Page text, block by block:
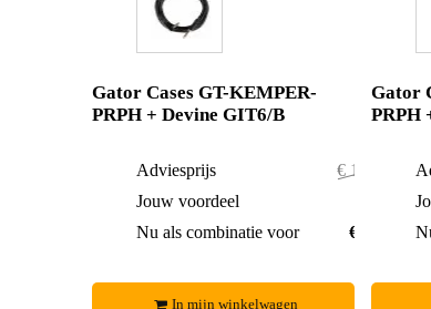
Gator Cases GT-KEMPER-
PRPH + Devine GIT6/B
Adviesprijs
€ 113,50
Jouw voordeel
Nu als combinatie voor
€ 111,-
In mijn winkelwagen
Gator
PRPH